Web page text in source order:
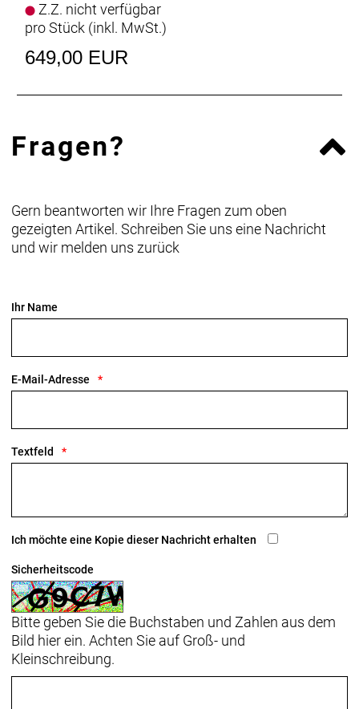
Z.Z. nicht verfügbar
pro Stück (inkl. MwSt.)
649,00 EUR
Fragen?
Gern beantworten wir Ihre Fragen zum oben
gezeigten Artikel. Schreiben Sie uns eine Nachricht
und wir melden uns zurück
Ihr Name
E-Mail-Adresse
Textfeld
Ich möchte eine Kopie dieser Nachricht erhalten
Sicherheitscode
Bitte geben Sie die Buchstaben und Zahlen aus dem
Bild hier ein. Achten Sie auf Groß- und
Kleinschreibung.